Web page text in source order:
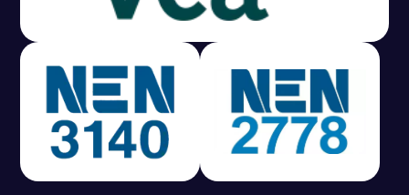
M
Gratis offerte in 24 uur
Geen lekkage? Geen betaling.
Vast tarief van € 395,- exc btw.
Rapport binnen 3 werkdagen.
100% RIsicovrij.
Vaak vergoed door verzekeraar.